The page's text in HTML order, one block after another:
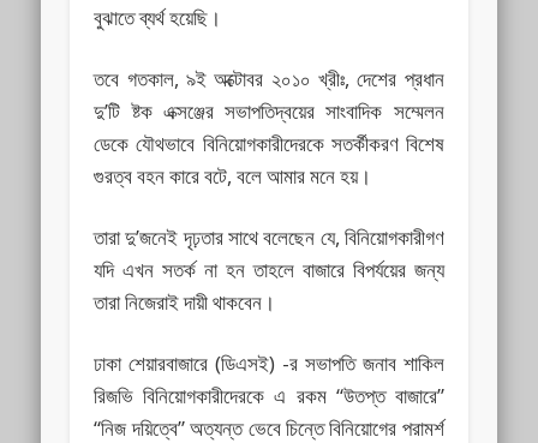
বুঝাতে ব্যর্থ হয়েছি।
তবে গতকাল, ৯ই অক্টোবর ২০১০ খ্রীঃ, দেশের প্রধান
দু’টি ষ্টক এক্সঞ্জের সভাপতিদ্বয়ের সাংবাদিক সম্মেলন
ডেকে যৌথভাবে বিনিয়োগকারীদেরকে সতর্কীকরণ বিশেষ
গুরত্ব বহন কারে বটে, বলে আমার মনে হয়।
তারা দু’জনেই দৃঢ়তার সাথে বলেছেন যে, বিনিয়োগকারীগণ
যদি এখন সতর্ক না হন তাহলে বাজারে বিপর্যয়ের জন্য
তারা নিজেরাই দায়ী থাকবেন।
ঢাকা শেয়ারবাজারে (ডিএসই) -র সভাপতি জনাব শাকিল
রিজভি বিনিয়োগকারীদেরকে এ রকম “উতপ্ত বাজারে”
“নিজ দয়িত্বে” অত্যন্ত ভেবে চিন্তে বিনিয়োগের পরামর্শ